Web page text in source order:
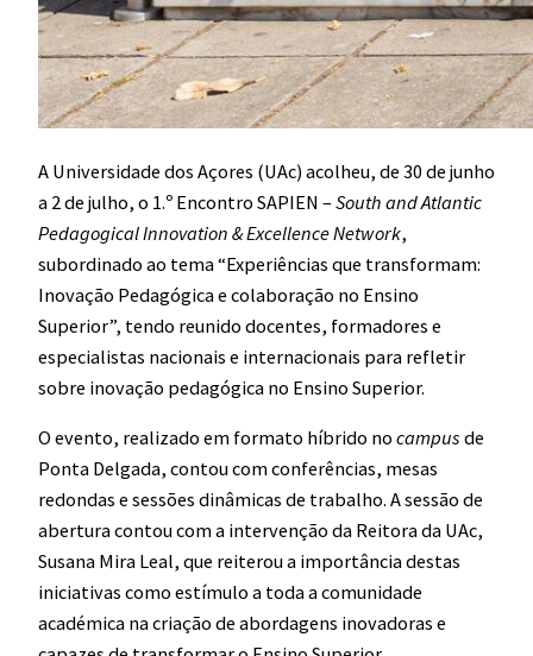
A Universidade dos Açores (UAc) acolheu, de 30 de junho
a 2 de julho, o 1.º Encontro SAPIEN –South and Atlantic
Pedagogical Innovation & Excellence Network,
subordinado ao tema “Experiências que transformam:
Inovação Pedagógica e colaboração no Ensino
Superior”, tendo reunido docentes, formadores e
especialistas nacionais e internacionais para refletir
sobre inovação pedagógica no Ensino Superior.
O evento, realizado em formato híbrido no campus de
Ponta Delgada, contou com conferências, mesas
redondas e sessões dinâmicas de trabalho. A sessão de
abertura contou com a intervenção da Reitora da UAc,
Susana Mira Leal, que reiterou a importância destas
iniciativas como estímulo a toda a comunidade
académica na criação de abordagens inovadoras e